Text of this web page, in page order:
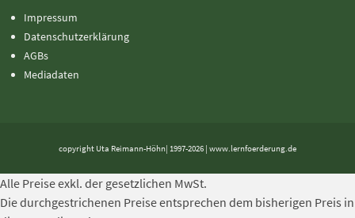
Impressum
Datenschutzerklärung
AGBs
Mediadaten
copyright Uta Reimann-Höhn| 1997-2026 | www.lernfoerderung.de
Alle Preise exkl. der gesetzlichen MwSt.
Die durchgestrichenen Preise entsprechen dem bisherigen Preis in